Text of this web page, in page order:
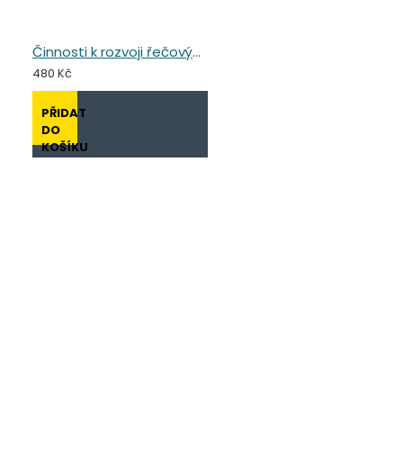
Činnosti k rozvoji řečových dovedností v předškolním vzdělávání
480 Kč
PŘIDAT
DO
KOŠÍKU